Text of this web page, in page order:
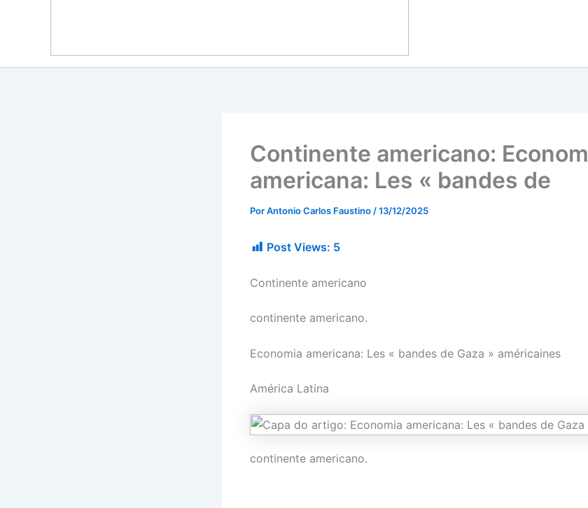
Continente americano:
americana: Les « bandes de
PorAntonio Carlos Faustino /13/12/2025
Post Views: 5
Continente americano
continente americano.
Economia americana: Les « bandes de Gaza » américaines
América Latina
continente americano.